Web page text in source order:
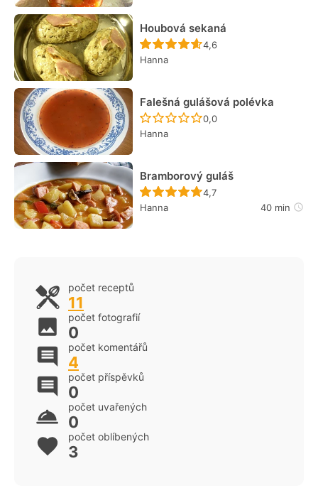
Houbová sekaná
Recept ještě nebyl
4,6
Hanna
Falešná gulášová polévka
Recept ještě nebyl
0,0
Hanna
Bramborový guláš
Recept ještě nebyl
4,7
Hanna
40 min
počet receptů
11
počet fotografií
0
počet komentářů
4
počet příspěvků
0
počet uvařených
0
počet oblíbených
3